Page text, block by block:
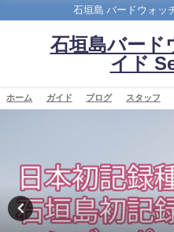
石垣島 バードウォッ
石垣島バード
イド
ホーム ガイド ブログ スタッフ